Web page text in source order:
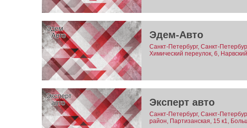
Эдем-Авто
Санкт-Петербург, Санкт-
Химический переулок, 6,
Эксперт авто
Санкт-Петербург, Санкт-
район, Партизанская, 15 к1,